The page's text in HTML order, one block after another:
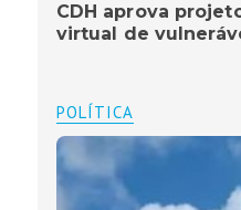
CDH aprova
virtual de
POLÍTICA